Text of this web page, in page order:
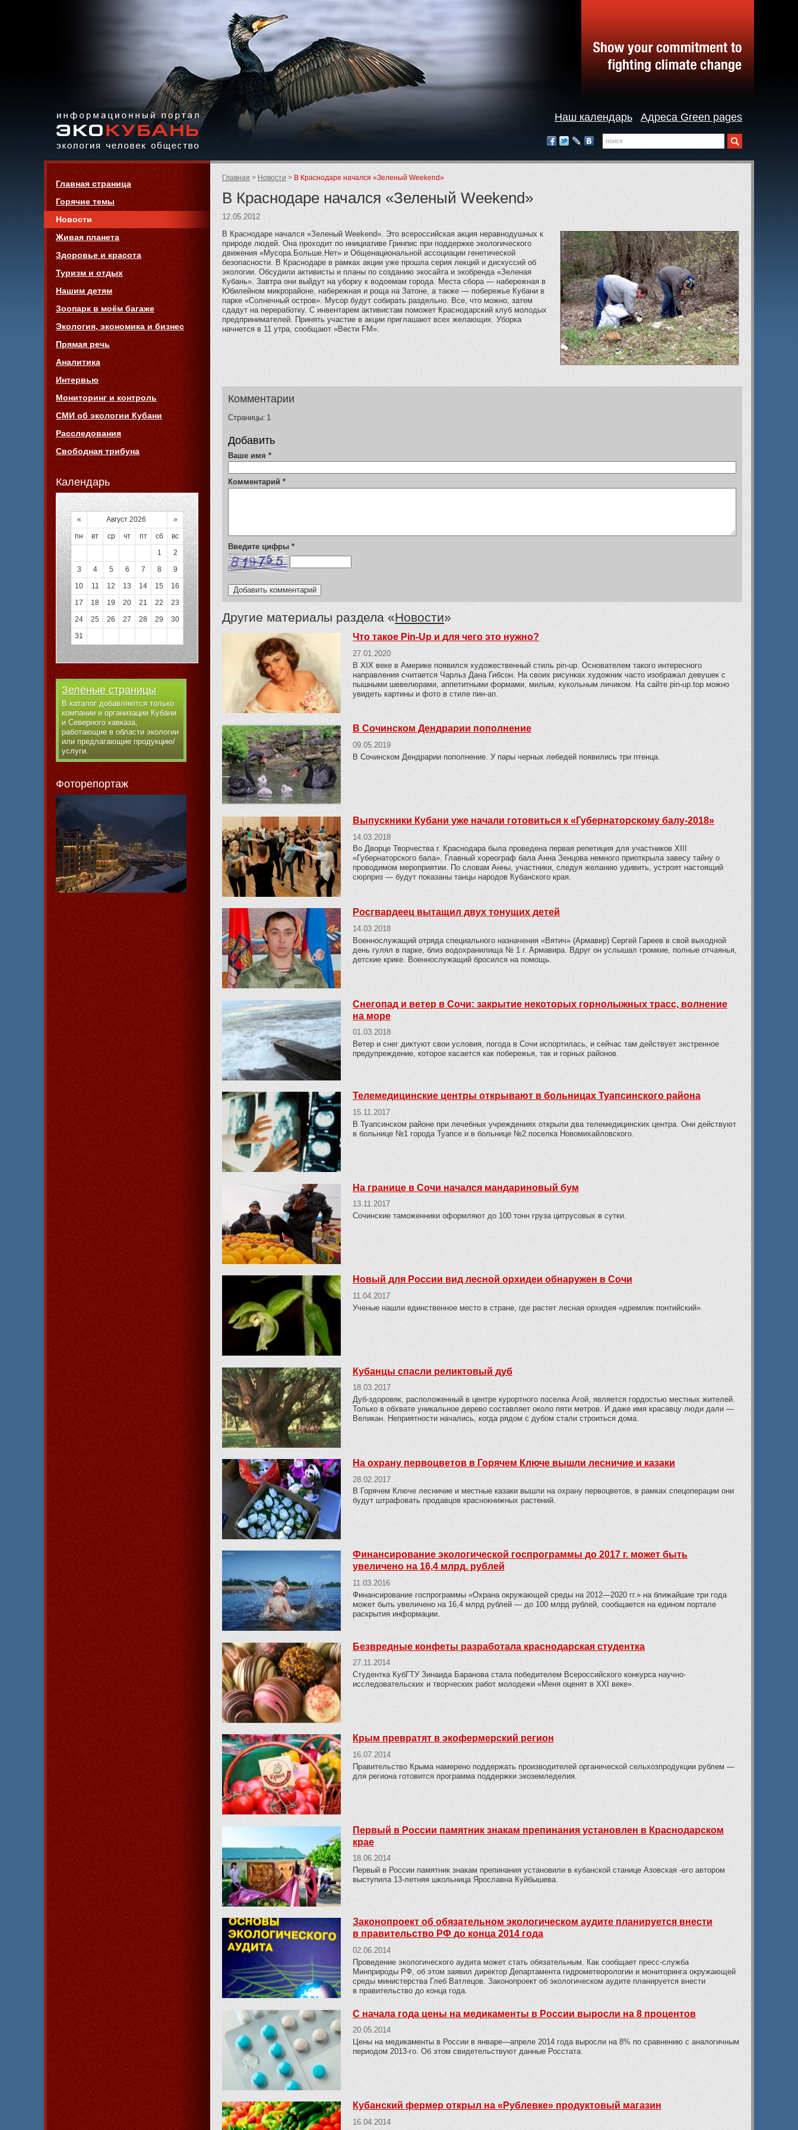
Информационный портал
«ЭКО-КУБАНЬ»
Наш календарь Адреса Green pages
Родительские
Главная Новости В Краснодаре начался «Зеленый Weekend»
В Краснодаре начался «Зеленый Weekend»
12.05.2012
В Краснодаре начался «Зеленый Weekend». Это всероссийская акция неравнодушных к
природе людей. Она проходит по инициативе Гринпис при поддержке экологического
движения «Мусора.Больше.Нет» и Общенациональной ассоциации генетической
безопасности. В Краснодаре в рамках акции уже прошла серия лекций и дискуссий об
экологии. Обсудили активисты и планы по созданию экосайта и экобренда «Зеленая
Кубань». Завтра они выйдут на уборку к водоемам города. Места сбора — набережная в
Юбилейном микрорайоне, набережная и роща на Затоне, а также — побережье Кубани в
парке «Солнечный остров». Мусор будут собирать раздельно. Все, что можно, затем
сдадут на переработку. С инвентарем активистам поможет Краснодарский клуб молодых
предпринимателей. Принять участие в акции приглашают всех желающих. Уборка
начнется в 11 утра, сообщают «Вести FM».
Комментарии
Страницы: 1
Добавить
Ваше имя *
Комментарий *
Введите цифры *
Другие материалы раздела «Новости»
Что такое Pin-Up и для чего это нужно?
27.01.2020
В XIX веке в Америке появился художественный стиль pin-up. Основателем такого интересного
направления считается Чарльз Дана Гибсон. На своих рисунках художник часто изображал девушек с
пышными шевелюрами, аппетитными формами, милым, кукольным личиком. На сайте pin-up.top можно
увидеть картины и фото в стиле пин-ап.
В Сочинском Дендрарии пополнение
09.05.2019
В Сочинском Дендрарии пополнение. У пары черных лебедей появились три птенца.
Выпускники Кубани уже начали готовиться к «Губернаторскому балу-2018»
14.03.2018
Во Дворце Творчества г. Краснодара была проведена первая репетиция для участников XIII
«Губернаторского бала». Главный хореограф бала Анна Зенцова немного приоткрыла завесу тайну о
проводимом мероприятии. По словам Анны, участники, следуя желанию удивить, устроят настоящий
сюрприз — будут показаны танцы народов Кубанского края.
Росгвардеец вытащил двух тонущих детей
14.03.2018
Военнослужащий отряда специального назначения «Вятич» (Армавир) Сергей Гареев в свой выходной
день гулял в парке, близ водохранилища № 1 г. Армавира. Вдруг он услышал громкие, полные отчаянья,
детские крике. Военнослужащий бросился на помощь.
Снегопад и ветер в Сочи: закрытие некоторых горнолыжных трасс, волнение
на море
01.03.2018
Ветер и снег диктуют свои условия, погода в Сочи испортилась, и сейчас там действует экстренное
предупреждение, которое касается как побережья, так и горных районов.
Телемедицинские центры открывают в больницах Туапсинского района
15.11.2017
В Туапсинском районе при лечебных учреждениях открыли два телемедицинских центра. Они действуют
в больнице №1 города Туапсе и в больнице №2 поселка Новомихайловского.
На границе в Сочи начался мандариновый бум
13.11.2017
Сочинские таможенники оформляют до 100 тонн груза цитрусовых в сутки.
Новый для России вид лесной орхидеи обнаружен в Сочи
11.04.2017
Ученые нашли единственное место в стране, где растет лесная орхидея «дремлик понтийский».
Кубанцы спасли реликтовый дуб
18.03.2017
Дуб-здоровяк, расположенный в центре курортного поселка Агой, является гордостью местных жителей.
Только в обхвате уникальное дерево составляет около пяти метров. И даже имя красавцу люди дали —
Великан. Неприятности начались, когда рядом с дубом стали строиться дома.
На охрану первоцветов в Горячем Ключе вышли лесничие и казаки
28.02.2017
В Горячем Ключе лесничие и местные казаки вышли на охрану первоцветов, в рамках спецоперации они
будут штрафовать продавцов краснокнижных растений.
Финансирование экологической госпрограммы до 2017 г. может быть
увеличено на 16,4 млрд. рублей
11.03.2016
Финансирование госпрограммы «Охрана окружающей среды на 2012—2020 гг.» на ближайшие три года
может быть увеличено на 16,4 млрд рублей — до 100 млрд рублей, сообщается на едином портале
раскрытия информации.
Безвредные конфеты разработала краснодарская студентка
27.11.2014
Студентка КубГТУ Зинаида Баранова стала победителем Всероссийского конкурса научно-
исследовательских и творческих работ молодежи «Меня оценят в ХХI веке».
Крым превратят в экофермерский регион
16.07.2014
Правительство Крыма намерено поддержать производителей органической сельхозпродукции рублем —
для региона готовится программа поддержки экоземледелия.
Первый в России памятник знакам препинания установлен в Краснодарском
крае
18.06.2014
Первый в России памятник знакам препинания установили в кубанской станице Азовская -его автором
выступила 13-летняя школьница Ярославна Куйбышева.
Законопроект об обязательном экологическом аудите планируется внести
в правительство РФ до конца 2014 года
02.06.2014
Проведение экологического аудита может стать обязательным. Как сообщает пресс-служба
Минприроды РФ, об этом заявил директор Департамента гидрометеорологии и мониторинга окружающей
среды министерства Глеб Ватлецов. Законопроект об экологическом аудите планируется внести
в правительство до конца года.
С начала года цены на медикаменты в России выросли на 8 процентов
20.05.2014
Цены на медикаменты в России в январе—апреле 2014 года выросли на 8% по сравнению с аналогичным
периодом 2013-го. Об этом свидетельствуют данные Росстата.
Кубанский фермер открыл на «Рублевке» продуктовый магазин
16.04.2014
Навигация
Главная страница
Горячие темы
Новости
Живая планета
Здоровье и красота
Туризм и отдых
Нашим детям
Зоопарк в моём багаже
Экология, экономика и бизнес
Прямая речь
Аналитика
Интервью
Мониторинг и контроль
СМИ об экологии Кубани
Расследования
Свободная трибуна
Календарь
« Август 2026
»
пн
вт ср чт пт сб
вс
1
2
3
4 5 6 7 8
9
10
11 12 13 14 15
16
17
18 19 20 21 22
23
24
25 26 27 28 29
30
31
Зелёные страницы
В каталог добавляются только
компании и организации Кубани
и Северного кавказа,
работающие в области экологии
или предлагающие продукцию/
услуги.
Фоторепортаж
Мы
социальных
LiveJournal
Вконтакте
Поиск